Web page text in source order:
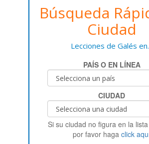
Búsqueda
Ciudad
Lecciones de Galés
PAÍS O EN LÍNEA
CIUDAD
Si su ciudad no figura en la
por favor haga click